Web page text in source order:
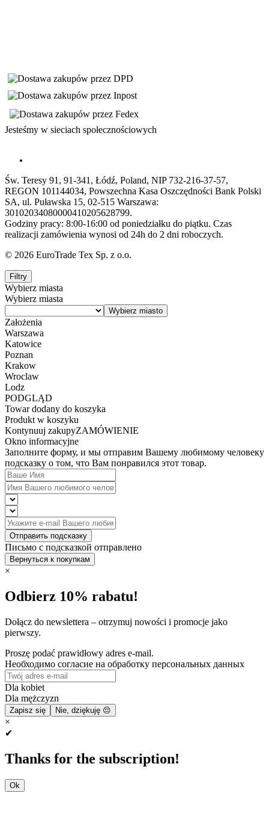
Jesteśmy w sieciach społecznościowych
Św. Teresy 91, 91-341, Łódź, Poland, NIP 732-216-37-57,
REGON 101144034, Powszechna Kasa Oszczędności Bank Polski
SA, ul. Puławska 15, 02-515 Warszawa:
30102034080000410205628799.
Godziny pracy: 8:00-16:00 od poniedziałku do piątku. Czas
realizacji zamówienia wynosi od 24h do 2 dni roboczych.
© 2026 EuroTrade Tex Sp. z o.o.
Filtry
Wybierz miasta
Wybierz miasta
Założenia
Warszawa
Katowice
Poznan
Krakow
Wroclaw
Lodz
PODGLĄD
Towar dodany do koszyka
Produkt w koszyku
Kontynuuj zakupyZAMÓWIENIE
Okno informacyjne
Заполните форму, и мы отправим Вашему любимому человеку
подсказку о том, что Вам понравился этот товар.
Отправить подсказку
Письмо с подсказкой отправлено
Вернуться к покупкам
×
Odbierz 10% rabatu!
Dołącz do newslettera – otrzymuj nowości i promocje jako
pierwszy.
Proszę podać prawidłowy adres e-mail.
Необходимо согласие на обработку персональных данных
Dla kobiet
Dla mężczyzn
Zapisz się Nie, dziękuję 😔
×
✔
Thanks for the subscription!
Ok